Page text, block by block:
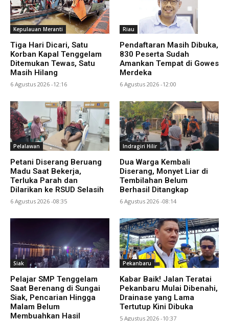
Kepulauan Meranti
Tiga Hari Dicari, Satu
Korban Kapal Tenggelam
Ditemukan Tewas, Satu
Masih Hilang
6 Agustus 2026 -12:16
Riau
Pendaftaran Masih Dibuka,
830 Peserta Sudah
Amankan Tempat di Gowes
Merdeka
6 Agustus 2026 -12:00
Pelalawan
Petani Diserang Beruang
Madu Saat Bekerja,
Terluka Parah dan
Dilarikan ke RSUD Selasih
6 Agustus 2026 -08:35
Indragiri Hilir
Dua Warga Kembali
Diserang, Monyet Liar di
Tembilahan Belum
Berhasil Ditangkap
6 Agustus 2026 -08:14
Siak
Pelajar SMP Tenggelam
Saat Berenang di Sungai
Siak, Pencarian Hingga
Malam Belum
Membuahkan Hasil
Pekanbaru
Kabar Baik! Jalan Teratai
Pekanbaru Mulai Dibenahi,
Drainase yang Lama
Tertutup Kini Dibuka
5 Agustus 2026 -10:37